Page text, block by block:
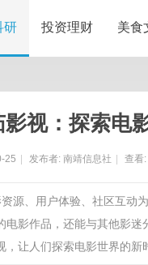
研 投资理财 美食
影视：探索电
25 发布者: 南靖信息社 查看:
源、用户体验、社区互动
影作品，还能与其他影
让人们探索电影世界的新